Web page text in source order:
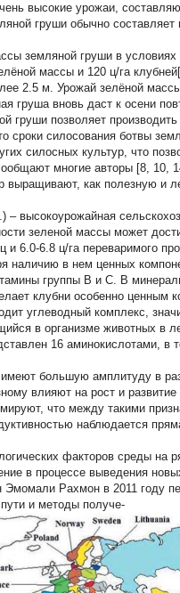
высокие урожаи,
груши обычно
земляной груши в
массы и 120 ц/га
2.5 м. Урожай зелёной
груша вновь даст к осени
груши позволяет
сроки силосования ботвы
силосных культур, что
многие авторы [8, 10,
выращивают, как полезную и
– высокоурожайная
зеленой массы может
и 6.0-6.8 ц/га переваримого
наличию в нем ценных
группы В и С. В
клубни особенно ценным
углеводный комплекс,
в организме животных в
16 аминокислотами,
большую амплитуду в
влияют на рост и
что между такими
наблюдается
факторов среды на
в процессе выведения
Эмомали Рахмон в 2011 году
и методы получе-